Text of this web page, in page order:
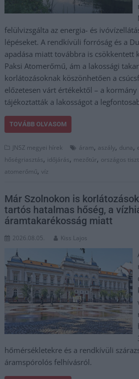
felülvizsgálta az energia- és
lépéseket. A rendkívüli forróság és a
apadása miatt továbbra is csökkentett
Paksi Atomerőmű, ám a lakossági
korlátozásoknak köszönhetően a
előzetesen várt értékektől – a
tájékoztatták a lakosságot a
TOVÁBB OLVASOM
JNSZ megyei hírek áram, aszály, duna,
hőségriasztás, időjárás, mezőtúr, országos
atomerőmű,víz
Már Szolnokon is
tartós hatalmas hőség, a
áramtakarékosság miatt
2026.08.05. Kiss Lajos
hőmérsékletekre és a rendkívüli
áramspórolós felhívásról.